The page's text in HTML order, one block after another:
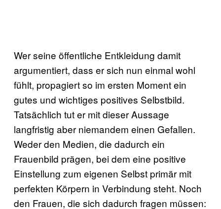
Wer seine öffentliche Entkleidung damit
argumentiert, dass er sich nun einmal wohl
fühlt, propagiert so im ersten Moment ein
gutes und wichtiges positives Selbstbild.
Tatsächlich tut er mit dieser Aussage
langfristig aber niemandem einen Gefallen.
Weder den Medien, die dadurch ein
Frauenbild prägen, bei dem eine positive
Einstellung zum eigenen Selbst primär mit
perfekten Körpern in Verbindung steht. Noch
den Frauen, die sich dadurch fragen müssen: